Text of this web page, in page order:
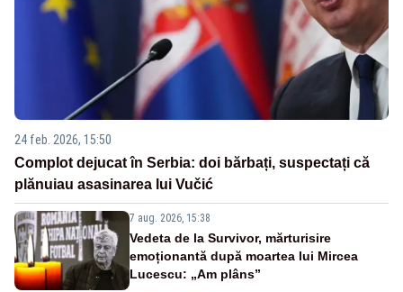
24 feb. 2026, 15:50
Complot dejucat în Serbia: doi bărbați, suspectați că
plănuiau asasinarea lui Vučić
7 aug. 2026, 15:38
Vedeta de la Survivor, mărturisire
emoționantă după moartea lui Mircea
Lucescu: „Am plâns”